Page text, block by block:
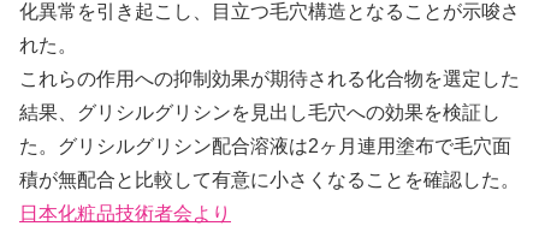
化異常を引き起こし、目立つ毛穴構造となることが示唆さ
れた。
これらの作用への抑制効果が期待される化合物を選定した
結果、グリシルグリシンを見出し毛穴への効果を検証し
た。グリシルグリシン配合溶液は2ヶ月連用塗布で毛穴面
積が無配合と比較して有意に小さくなることを確認した。
日本化粧品技術者会より